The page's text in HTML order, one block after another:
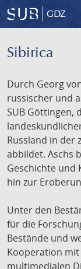
GDZ
Sibirica
Durch Georg
russischer und
SUB Göttingen,
Russland in der
abbildet. Aschs
Geschichte und
hin zur
Unter den
für die
Bestände und
Kooperation
multimedialen